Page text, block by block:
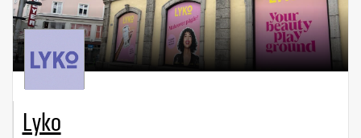
Lyko